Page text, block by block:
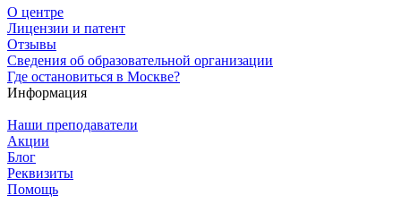
О центре
Лицензии и патент
Отзывы
Сведения об образовательной организации
Где остановиться в Москве?
Информация
Наши преподаватели
Акции
Блог
Реквизиты
Помощь